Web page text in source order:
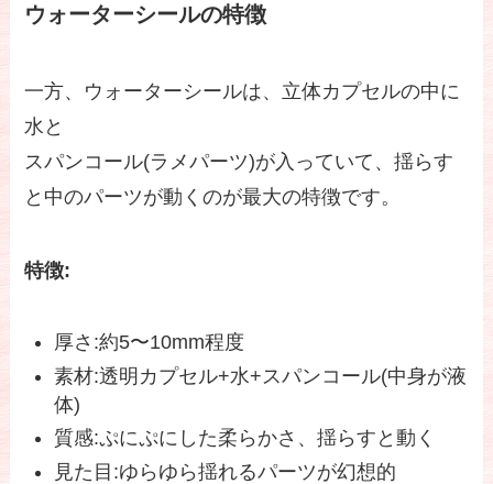
ウォーターシールの特徴
一方、ウォーターシールは、立体カプセルの中に
水と
スパンコール(ラメパーツ)が入っていて、揺らす
と中のパーツが動くのが最大の特徴です。
特徴:
厚さ:約5〜10mm程度
素材:透明カプセル+水+スパンコール(中身が液
体)
質感:ぷにぷにした柔らかさ、揺らすと動く
見た目:ゆらゆら揺れるパーツが幻想的